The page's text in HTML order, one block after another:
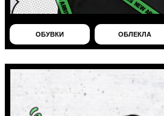
ОБУВКИ ОБЛЕКЛА